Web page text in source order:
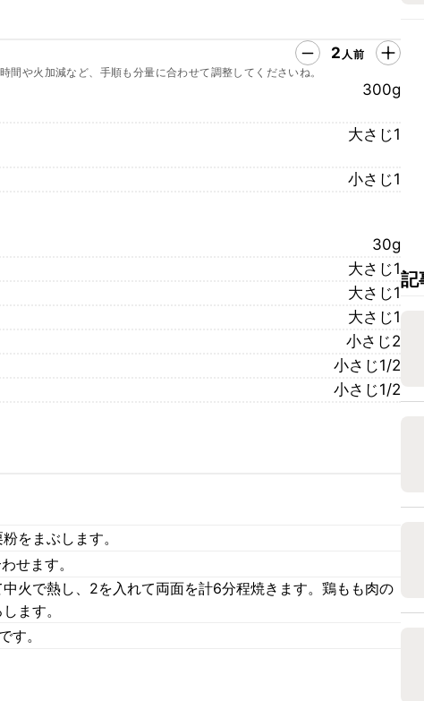
2 人前
間や火加減など、手順も分量に合わせて調整してくださいね。
300g
大さじ1
小さじ1
30g
大さじ1
大さじ1
大さじ1
小さじ2
小さじ1/2
小さじ1/2
をまぶします。
せます。
火で熱し、2を入れて両面を計6分程焼きます。鶏もも肉の
ます。
す。
記